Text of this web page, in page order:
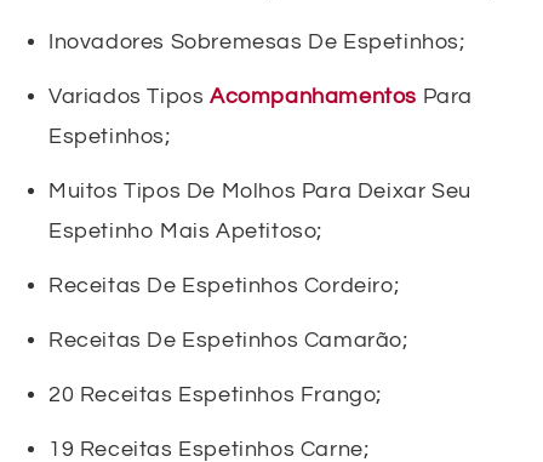
Inovadores Sobremesas De Espetinhos;
Variados Tipos Acompanhamentos Para
Espetinhos;
Muitos Tipos De Molhos Para Deixar Seu
Espetinho Mais Apetitoso;
Receitas De Espetinhos Cordeiro;
Receitas De Espetinhos Camarão;
20 Receitas Espetinhos Frango;
19 Receitas Espetinhos Carne;